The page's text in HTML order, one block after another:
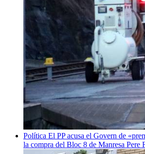
Política El PP acusa el Govern de
la compra del Bloc 8 de Manresa Pere